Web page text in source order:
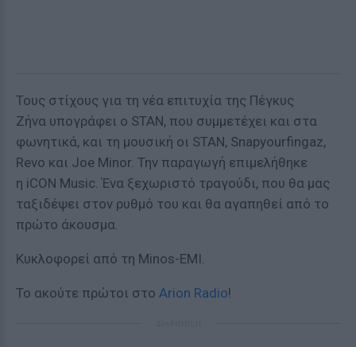
Τους στίχους για τη νέα επιτυχία της Πέγκυς
Ζήνα υπογράφει ο STAN, που συμμετέχει και στα
φωνητικά, και τη μουσική οι STAN, Snapyourfingaz,
Revo και Joe Minor. Την παραγωγή επιμελήθηκε
η iCON Music. Ένα ξεχωριστό τραγούδι, που θα μας
ταξιδέψει στον ρυθμό του και θα αγαπηθεί από το
πρώτο άκουσμα.
Κυκλοφορεί από τη Minos-EMI.
Το ακούτε πρώτοι στο Arion Radio!